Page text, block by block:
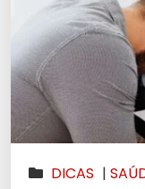
DICAS |